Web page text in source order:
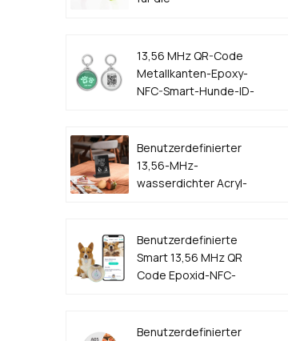
13,56 MHz QR-Code
Metallkanten-Epoxy-
NFC-Smart-Hunde-ID-
Benutzerdefinierter
13,56-MHz-
wasserdichter Acryl-
Benutzerdefinierte
Smart 13,56 MHz QR
Code Epoxid-NFC-
Benutzerdefinierter